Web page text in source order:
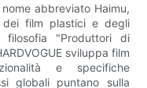
abbreviato Haimu,
film plastici e degli
filosofia "Produttori di
sviluppa film
e specifiche
globali puntano sulla